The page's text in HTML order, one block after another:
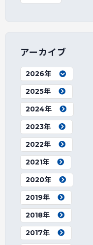
アーカイブ
2026年
2025年
2024年
2023年
2022年
2021年
2020年
2019年
2018年
2017年